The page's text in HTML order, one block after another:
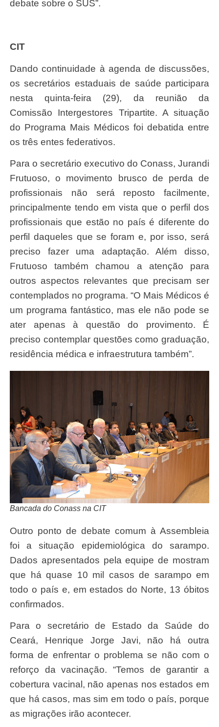
debate sobre o SUS”.
CIT
Dando continuidade à agenda de discussões,
os secretários estaduais de saúde participara
nesta quinta-feira (29), da reunião da
Comissão Intergestores Tripartite. A situação
do Programa Mais Médicos foi debatida entre
os três entes federativos.
Para o secretário executivo do Conass, Jurandi
Frutuoso, o movimento brusco de perda de
profissionais não será reposto facilmente,
principalmente tendo em vista que o perfil dos
profissionais que estão no país é diferente do
perfil daqueles que se foram e, por isso, será
preciso fazer uma adaptação. Além disso,
Frutuoso também chamou a atenção para
outros aspectos relevantes que precisam ser
contemplados no programa. “O Mais Médicos é
um programa fantástico, mas ele não pode se
ater apenas à questão do provimento. É
preciso contemplar questões como graduação,
residência médica e infraestrutura também”.
Bancada do Conass na CIT
Outro ponto de debate comum à Assembleia
foi a situação epidemiológica do sarampo.
Dados apresentados pela equipe de mostram
que há quase 10 mil casos de sarampo em
todo o país e, em estados do Norte, 13 óbitos
confirmados.
Para o secretário de Estado da Saúde do
Ceará, Henrique Jorge Javi, não há outra
forma de enfrentar o problema se não com o
reforço da vacinação. “Temos de garantir a
cobertura vacinal, não apenas nos estados em
que há casos, mas sim em todo o país, porque
as migrações irão acontecer.